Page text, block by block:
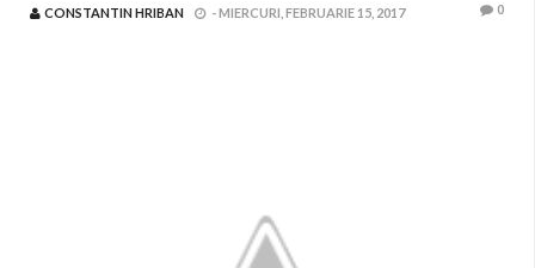
CONSTANTIN HRIBAN -MIERCURI, FEBRUARIE 15, 2017 0